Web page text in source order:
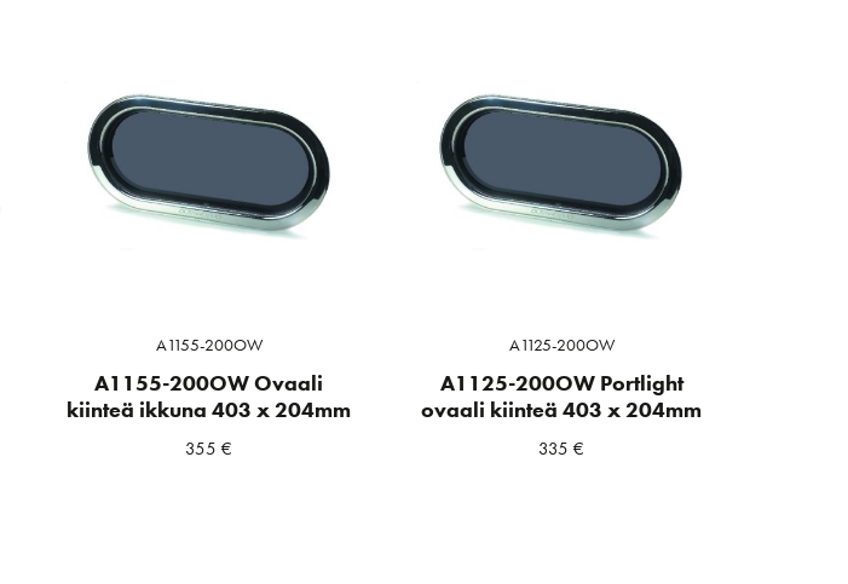
A1155-200OW
A1155-200OW Ovaali
kiinteä ikkuna 403 x 204mm
355€
A1125-200OW
A1125-200OW Portlight
ovaali kiinteä 403 x 204mm
335€